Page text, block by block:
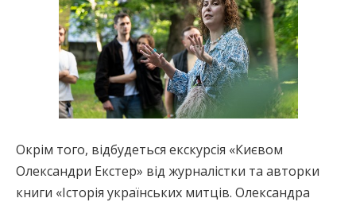
Окрім того, відбудеться екскурсія «Києвом
Олександри Екстер» від журналістки та авторки
книги «Історія українських митців. Олександра